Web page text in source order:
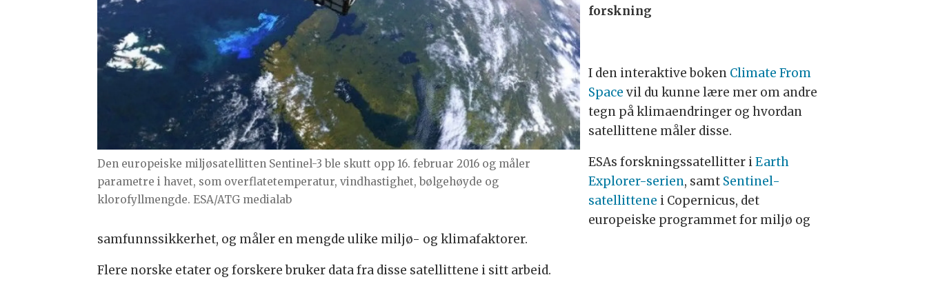
Den europeiske miljøsatellitten Sentinel-3 ble skutt opp 16. februar 2016 og måler
parametre i havet, som overflatetemperatur, vindhastighet, bølgehøyde og
klorofyllmengde. ESA/ATG medialab
forskning
I den interaktive boken Climate From
Space vil du kunne lære mer om andre
tegn på klimaendringer og hvordan
satellittene måler disse.
ESAs forskningssatellitter iEarth
Explorer-serien, samt Sentinel-
satellittene i Copernicus, det
europeiske programmet for miljø og
samfunnssikkerhet, og måler en mengde ulike miljø- og klimafaktorer.
Flere norske etater og forskere bruker data fra disse satellittene i sitt arbeid.